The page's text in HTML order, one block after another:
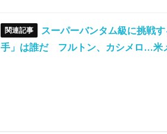
スーパーバンタム級に挑戦
手」は誰だ フルトン、カシメロ…米